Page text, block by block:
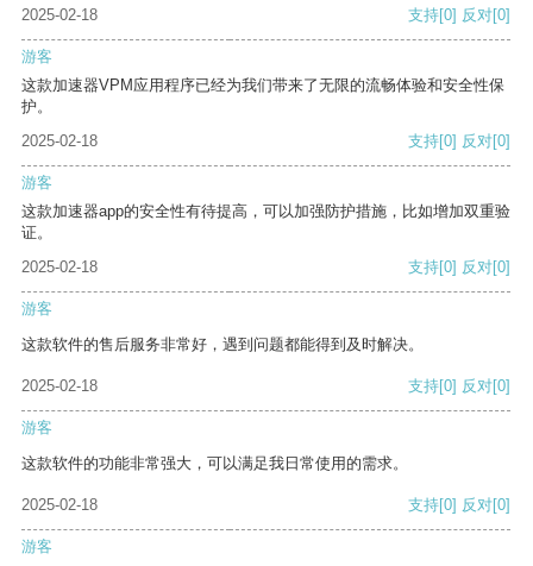
2025-02-18 支持[0] 反对[0]
游客
这款加速器VPM应用程序已经为我们带来了无限的流畅体验和安全性保
护。
2025-02-18
支持[0] 反对[0]
游客
这款加速器app的安全性有待提高，可以加强防护措施，比如增加双重验
证。
2025-02-18
支持[0] 反对[0]
游客
这款软件的售后服务非常好，遇到问题都能得到及时解决。
2025-02-18 支持[0] 反对[0]
游客
这款软件的功能非常强大，可以满足我日常使用的需求。
2025-02-18 支持[0] 反对[0]
游客